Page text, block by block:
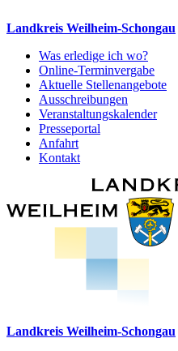
Landkreis Weilheim-Schongau
Was erledige ich wo?
Online-Terminvergabe
Aktuelle Stellenangebote
Ausschreibungen
Veranstaltungskalender
Presseportal
Anfahrt
Kontakt
Landkreis Weilheim-Schongau